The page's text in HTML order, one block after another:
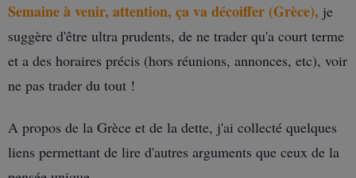
Semaine à venir, attention, ça va décoiffer (Grèce), je
suggère d'être ultra prudents, de ne trader qu'a court terme
et a des horaires précis (hors réunions, annonces, etc), voir
ne pas trader du tout !
A propos de la Grèce et de la dette, j'ai collecté quelques
liens permettant de lire d'autres arguments que ceux de la